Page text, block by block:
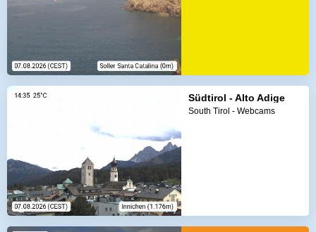
Südtirol - Alto Adige
South Tirol - Webcams